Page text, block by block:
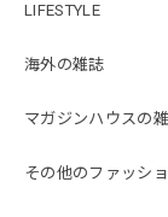
LIFESTYLE
海外の雑誌
マガジンハウスの
その他のファッシ